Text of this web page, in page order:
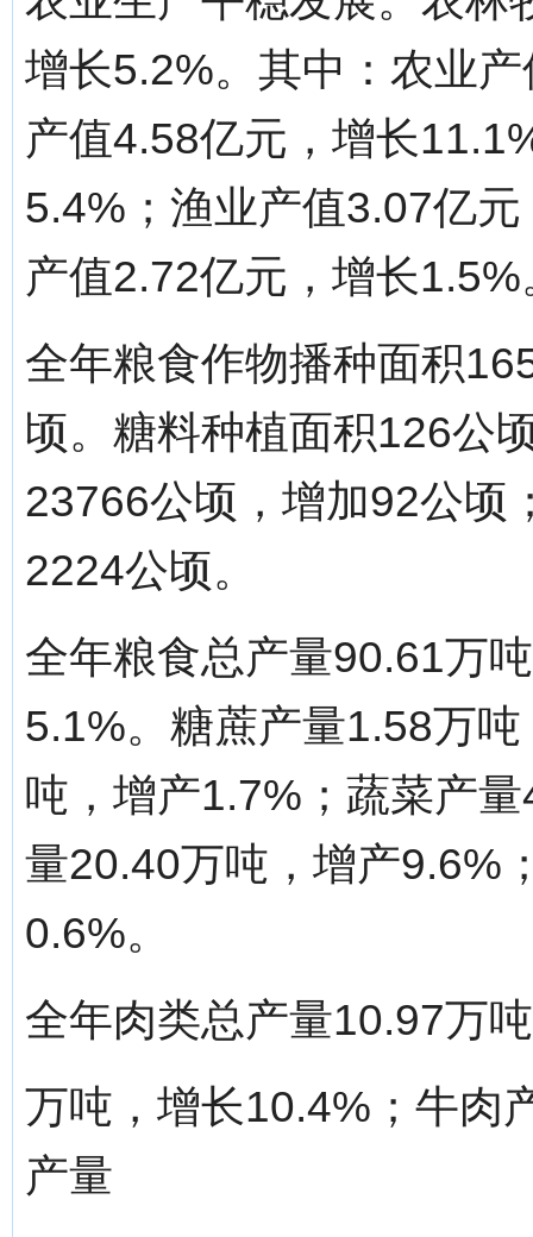
增长5.2%。其中：农业
产值4.58亿元，增长
5.4%；渔业产值3.07亿
产值2.72亿元，增长1.5%
全年粮食作物播种面积
顷。糖料种植面积126公
23766公顷，增加92公顷
2224公顷。
全年粮食总产量90.61万
5.1%。糖蔗产量1.58万
吨，增产1.7%；蔬菜产
量20.40万吨，增产9.6%
0.6%。
全年肉类总产量10.97万
万吨，增长10.4%；牛肉
产量